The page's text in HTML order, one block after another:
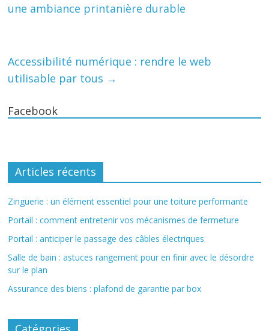
une ambiance printanière durable
Accessibilité numérique : rendre le web
utilisable par tous →
Facebook
Articles récents
Zinguerie : un élément essentiel pour une toiture performante
Portail : comment entretenir vos mécanismes de fermeture
Portail : anticiper le passage des câbles électriques
Salle de bain : astuces rangement pour en finir avec le désordre
sur le plan
Assurance des biens : plafond de garantie par box